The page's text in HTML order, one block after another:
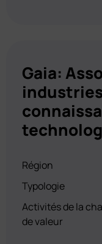
Gaia:
Région
Typologie
Activités de la
de valeur